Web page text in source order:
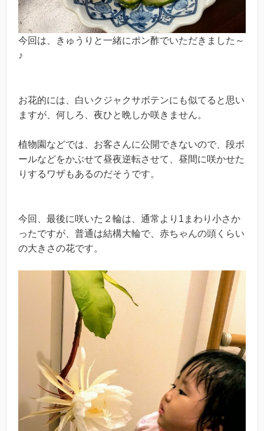
今回は、きゅうりと一緒にポン酢でいただきました～
♪
お花的には、白いクジャクサボテンにも似てると思い
ますが、何しろ、夜ひと晩しか咲きません。
植物園などでは、お客さんに公開できないので、段ボ
ールなどをかぶせて昼夜逆転させて、昼間に咲かせた
りするワザもあるのだそうです。
今回、最後に咲いた２輪は、通常より1まわり小さか
ったですが、普通は結構大輪で、赤ちゃんの頭くらい
の大きさの花です。